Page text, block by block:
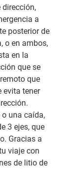
a
posterior de
o en ambos,
en la
que se
que
evita tener
una caída,
3 ejes, que
Gracias a
viaje con
de litio de